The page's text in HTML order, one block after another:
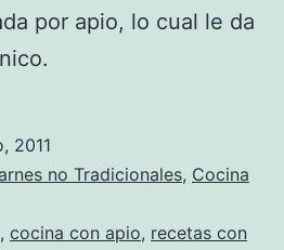
por apio, lo cual le da
2011
no Tradicionales, Cocina
, cocina con apio, recetas con